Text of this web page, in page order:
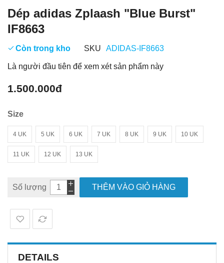
Dép adidas Zplaash "Blue Burst"
IF8663
Còn trong kho SKU ADIDAS-IF8663
Là người đầu tiên để xem xét sản phẩm này
1.500.000đ
Size
4 UK 5 UK 6 UK 7 UK 8 UK 9 UK 10 UK
11 UK 12 UK 13 UK
Số lượng THÊM VÀO GIỎ HÀNG
DETAILS